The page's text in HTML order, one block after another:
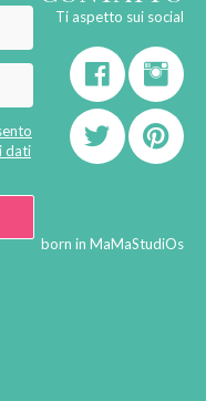
dati
Ti aspetto sui social
born in MaMaStudiOs